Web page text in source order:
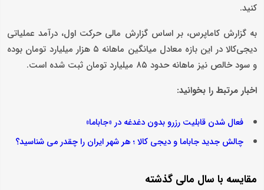
کنید.
به گزارش کاماپرس، بر اساس گزارش مالی حرکت اول، درآمد عملیاتی
دیجی‌کالا در این بازه معادل میانگین ماهانه ۵ هزار میلیارد تومان بوده
و سود خالص نیز ماهانه حدود ۸۵ میلیارد تومان ثبت شده است.
اخبار مرتبط را بخوانید:
فعال شدن قابلیت رزرو بدون دغدغه در «جاباما»
چالش جدید جاباما و دیجی کالا ؛ هر شهر ایران را چقدر می شناسید؟
مقایسه با سال مالی گذشته